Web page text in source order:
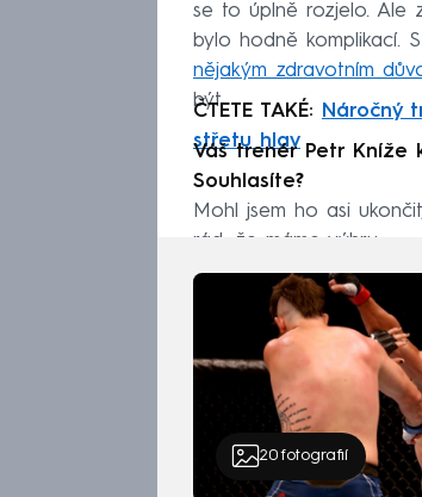
se to úplně rozjelo. Ale
bylo hodně komplikací.
nějakým zdravotním
být.
ČTETE TAKÉ:
Náročný
střetu hlav
Váš trenér Petr Kníže
Souhlasíte?
Mohl jsem ho asi
rád, že máme výhru.
20fotografií